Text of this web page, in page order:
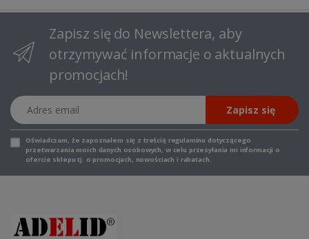
Zapisz się do Newslettera, aby
otrzymywać informacje o aktualnych
promocjach!
Adres email
Zapisz się
Oświadczam, że zapoznałem się z treścią regulaminu dotyczącego
przetwarzania moich danych osobowych, w celu przesyłania mi informacji o
ofercie sklepu tj. o promocjach, nowościach i rabatach.